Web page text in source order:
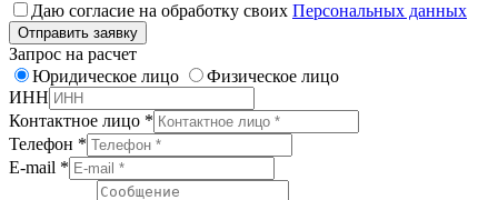
Даю согласие на обработку своих Персональных данных
Отправить заявку
Запрос на расчет
Юридическое лицо
Физическое лицо
ИНН
Контактное лицо *
Телефон *
E-mail *